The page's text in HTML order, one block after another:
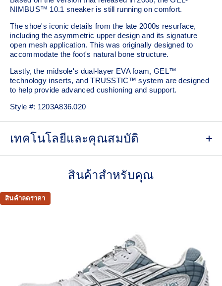
NIMBUS™ 10.1 sneaker is still running on comfort. ​
The shoe's iconic details from the late 2000s resurface,
including the asymmetric upper design and its signature
open mesh application. This was originally designed to
accommodate the foot's natural bone structure.​
Lastly, the midsole's dual-layer EVA foam, GEL™
technology inserts, and TRUSSTIC™ system are designed
to help provide advanced cushioning and support.
Style #: 1203A836.020
เทคโนโลยีและคุณสมบัติ
Asymmetric mesh upper
Rearfoot and forefoot GEL™ technology
For comfort in everyday scenarios
สินค้าสำหรับคุณ
สินค้าลดราคา